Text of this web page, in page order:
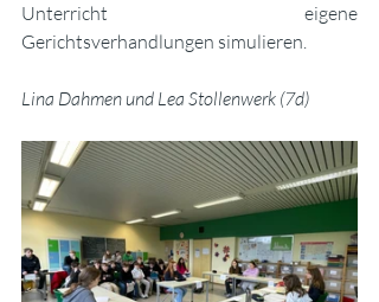
Unterricht eigene
Gerichtsverhandlungen simulieren.
Lina Dahmen und Lea Stollenwerk (7d)